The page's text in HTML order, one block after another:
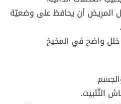
المريض أن يحافظ على وضعيّة
واضح في المخيخ
التّثبيت.